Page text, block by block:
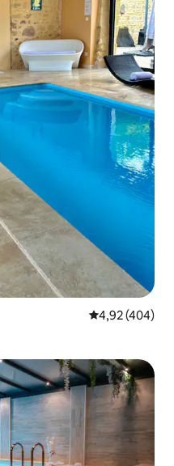
Classificação
4,92 (404)